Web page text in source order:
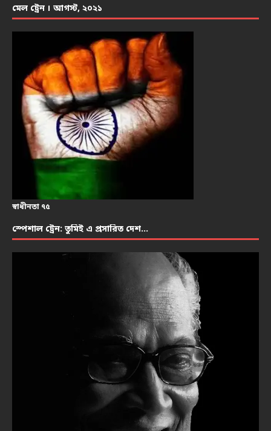
মেল ট্রেন । আগস্ট, ২০২১
স্বাধীনতা ৭৫
স্পেশাল ট্রেন: তুমিই এ প্রসারিত দেশ…